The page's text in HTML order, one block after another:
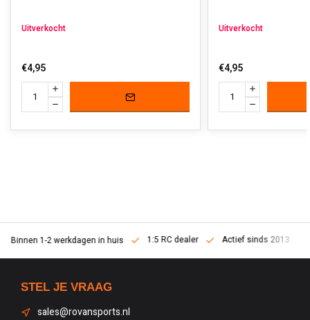
Uitverkocht
€4,95
Uitverkocht
€4,95
Binnen 1-2 werkdagen in huis 1:5 RC dealer Actief sinds 2013
STEL JE VRAAG
sales@rovansports.nl